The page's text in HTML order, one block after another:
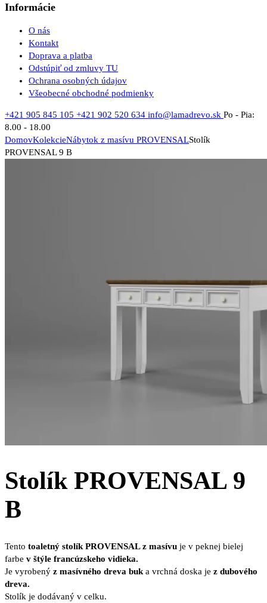
Informácie
O nás
Kontakt
Doprava a platba
Odstúpiť od zmluvy TU
Ochrana osobných údajov
Všeobecné obchodné podmienky
+421 905 845 105 +421 902 520 634 info@lamadrevo.sk Po - Pia:
8.00 - 18.00
DomovKolekcieNábytok z masívu PROVENSALStolík
PROVENSAL 9 B
Stolík PROVENSAL 9
B
Tento toaletný stolík PROVENSAL z masívu je v peknej bielej
farbe v štýle francúzskeho vidieka.
Je vyrobený z masívného dreva buk a vrchná doska je z dubového
dreva.
Stolík je dodávaný v celku.